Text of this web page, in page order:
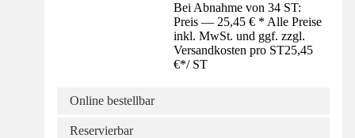
Bei Abnahme von 34 ST:
Preis — 25,45 € * Alle Preise
inkl. MwSt. und ggf. zzgl.
Versandkosten pro ST25,45
€*/ ST
Online bestellbar
Reservierbar